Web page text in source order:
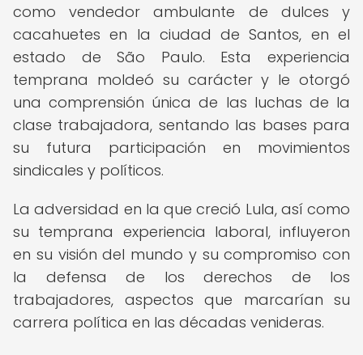
como vendedor ambulante de dulces y
cacahuetes en la ciudad de Santos, en el
estado de São Paulo. Esta experiencia
temprana moldeó su carácter y le otorgó
una comprensión única de las luchas de la
clase trabajadora, sentando las bases para
su futura participación en movimientos
sindicales y políticos.
La adversidad en la que creció Lula, así como
su temprana experiencia laboral, influyeron
en su visión del mundo y su compromiso con
la defensa de los derechos de los
trabajadores, aspectos que marcarían su
carrera política en las décadas venideras.